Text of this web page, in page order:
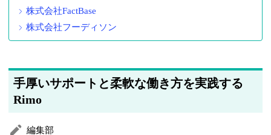
株式会社FactBase
株式会社フーディソン
手厚いサポートと柔軟な働き方を実践する
Rimo
編集部